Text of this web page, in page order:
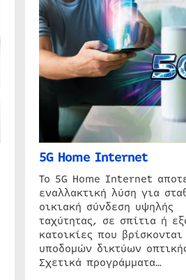
5G Home Internet
Το 5G Home Internet
εναλλακτική λύση για
οικιακή σύνδεση υψηλής
ταχύτητας, σε σπίτια ή
κατοικίες που βρίσκονται
υποδομών δικτύων
Σχετικά προγράμματα…